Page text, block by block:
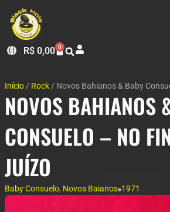
R$ 0,00 0
Início / Rock / Novos Bahianos & Baby
NOVOS BAHIANOS
CONSUELO – NO
JUÍZO
Baby Consuelo, Novos Baianos 1971